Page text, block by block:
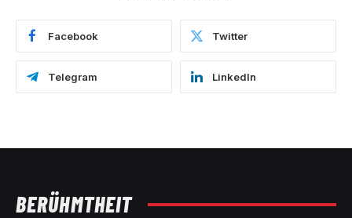
Facebook Twitter
Telegram LinkedIn
BERÜHMTHEIT